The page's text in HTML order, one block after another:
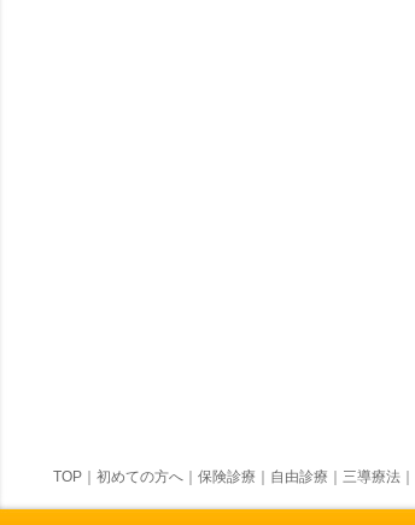
TOP 初めての方へ 保険診療 自由診療 三導療法